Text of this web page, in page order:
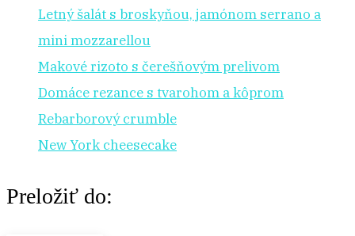
Letný šalát s broskyňou, jamónom serrano a
mini mozzarellou
Makové rizoto s čerešňovým prelivom
Domáce rezance s tvarohom a kôprom
Rebarborový crumble
New York cheesecake
Preložiť do: